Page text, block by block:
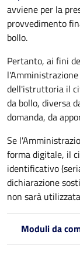
avviene per la
provvedimento
bollo.
Pertanto, ai fini
dell'istruttoria il
da bollo, diversa
domanda, da
Se
forma digitale, il
identificativo
dichiarazione
non sarà
Moduli da